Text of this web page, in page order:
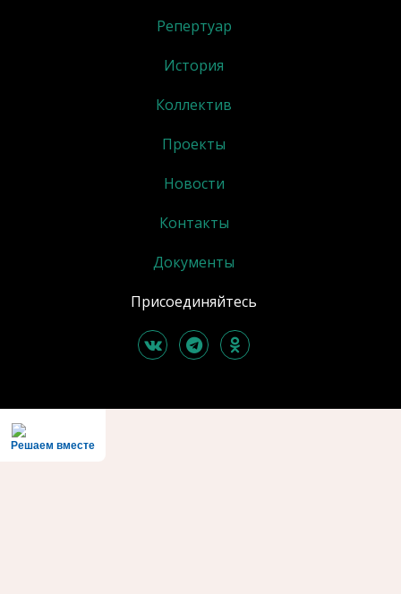
Репертуар
История
Коллектив
Проекты
Новости
Контакты
Документы
Присоединяйтесь
Решаем вместе